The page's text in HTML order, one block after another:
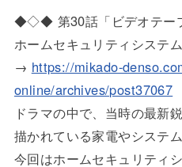
◆◇◆ 第30話「ビデオテー
ホームセキュリティシステ
→ https://mikado-
online/archives/post37067
ドラマの中で、当時の最新
描かれている家電やシステ
今回はホームセキュリティシ